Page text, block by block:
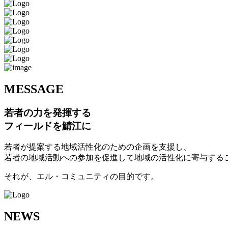
MESSAGE
若者の力を発揮する
フィールドを鯖江に
若者が提案する地域活性化のための企画を支援し、
若者の地域活動への参加を促進して地域の活性化に寄与する
それが、エル・コミュニティの目的です。
NEWS